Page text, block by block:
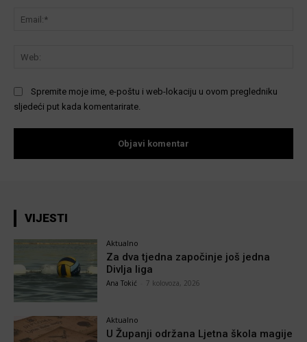
Spremite moje ime, e-poštu i web-lokaciju u ovom pregledniku
sljedeći put kada komentarirate.
VIJESTI
Aktualno
Za dva tjedna započinje još jedna
Divlja liga
Ana Tokić 7 kolovoza, 2026
Aktualno
U Županji održana Ljetna škola magije